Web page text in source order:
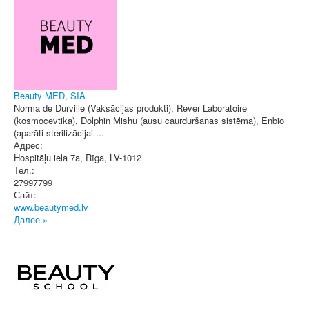
Beauty MED, SIA
Norma de Durville (Vaksācijas produkti), Rever Laboratoire
(kosmocevtika), Dolphin Mishu (ausu caurduršanas sistēma), Enbio
(aparāti sterilizācijai ...
Адрес:
Hospitāļu iela 7a, Rīga, LV-1012
Тел.:
27997799
Сайт:
www.beautymed.lv
Далее »